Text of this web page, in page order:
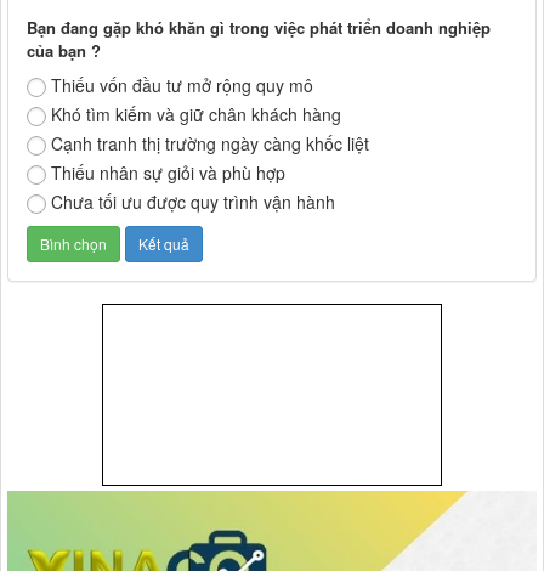
Bạn đang gặp khó khăn gì trong việc phát triển doanh nghiệp
của bạn ?
Thiếu vốn đầu tư mở rộng quy mô
Khó tìm kiếm và giữ chân khách hàng
Cạnh tranh thị trường ngày càng khốc liệt
Thiếu nhân sự giỏi và phù hợp
Chưa tối ưu được quy trình vận hành